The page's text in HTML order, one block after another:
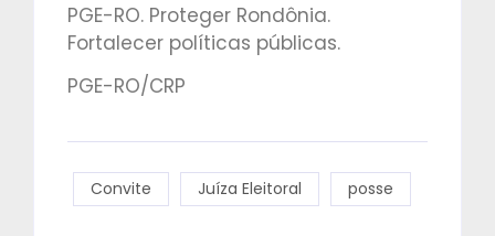
PGE-RO. Proteger Rondônia.
Fortalecer políticas públicas.
PGE-RO/CRP
Convite Juíza Eleitoral posse